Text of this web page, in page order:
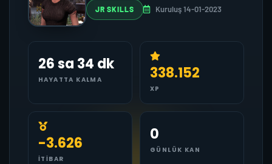
JR SKILLS Kuruluş 14-01-2023
26 sa 34 dk
HAYATTA KALMA 338.152
XP
-3.626
İTIBAR
0
GÜNLÜK KAN